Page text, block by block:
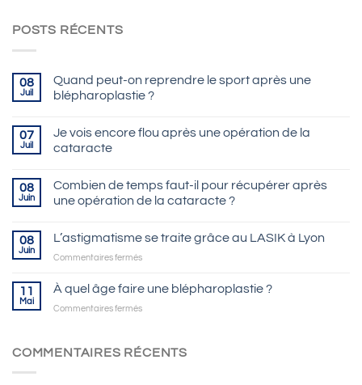
POSTS RÉCENTS
08
Juil
Quand peut-on reprendre le sport après une
blépharoplastie ?
07
Juil
Je vois encore flou après une opération de la
cataracte
08
Juin
Combien de temps faut-il pour récupérer après
une opération de la cataracte ?
08
Juin
L’astigmatisme se traite grâce au LASIK à Lyon
Commentaires ferméssur
grâce
à
11
Mai
À quel âge faire une blépharoplastie ?
Commentaires ferméssur
âge
COMMENTAIRES RÉCENTS